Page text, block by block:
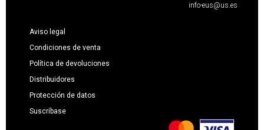
info-eus@us.es
Aviso legal
Condiciones de venta
Política de devoluciones
Distribuidores
Protección de datos
Suscríbase